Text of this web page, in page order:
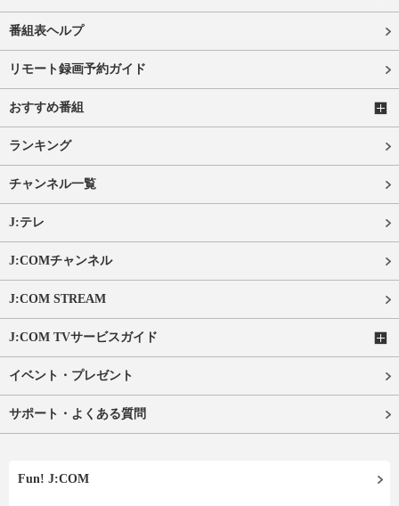
番組表ヘルプ
リモート録画予約ガイド
おすすめ番組
ランキング
チャンネル一覧
J:テレ
J:COMチャンネル
J:COM STREAM
J:COM TVサービスガイド
イベント・プレゼント
サポート・よくある質問
Fun! J:COM